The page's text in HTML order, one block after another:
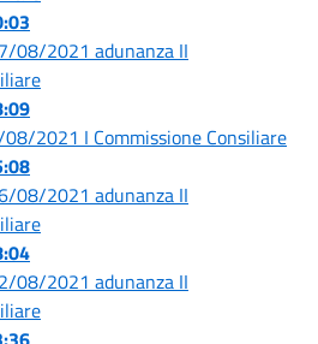
08/2021 adunanza II
2021 I Commissione Consiliare
08/2021 adunanza II
08/2021 adunanza II